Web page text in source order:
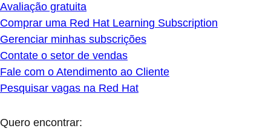
Avaliação gratuita
Comprar uma Red Hat Learning Subscription
Gerenciar minhas subscrições
Contate o setor de vendas
Fale com o Atendimento ao Cliente
Pesquisar vagas na Red Hat
Quero encontrar: